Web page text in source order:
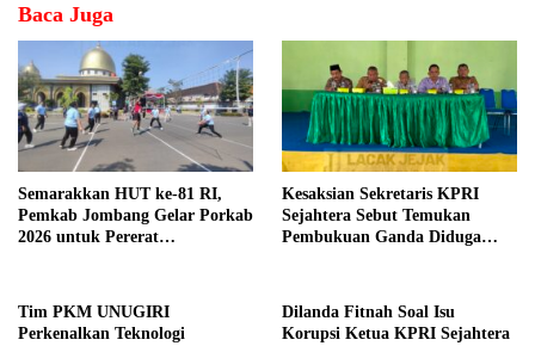
Baca Juga
Semarakkan HUT ke-81 RI,
Pemkab Jombang Gelar Porkab
2026 untuk Pererat
Kesaksian Sekretaris KPRI
Sejahtera Sebut Temukan
Pembukuan Ganda Diduga
Tim PKM UNUGIRI
Perkenalkan Teknologi
Dilanda Fitnah Soal Isu
Korupsi Ketua KPRI Sejahtera